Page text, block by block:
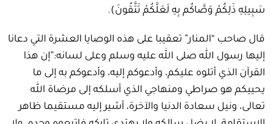
سَبِيلِهِ ذَلِكُمْ وَصَّاكُم بِهِ لَعَلَّكُمْ تَتَّقُونَ).
قال صاحب “المنار” تعقيبا على هذه الوصايا العشرة التي دعانا
إليها رسول الله صلى الله عليه وسلم وعلى لسانه:”إن هذا
القرآن الذي أتلوه عليكم، وأدعوكم إليه، وأدعوكم به إلى ما
يحييكم هو صراطي ومنهاجي الذي أسلكه إلى مرضاة الله
تعالى، ونيل سعادة الدنيا والآخرة، أشير إليه مستقيما ظاهر